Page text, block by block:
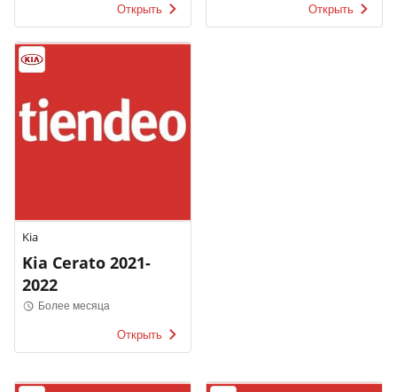
Открыть Открыть
Kia
Kia Cerato 2021-
2022
Более месяца
Открыть